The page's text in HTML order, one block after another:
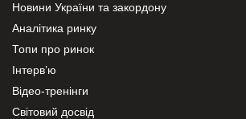
Новини України та закордону
Аналітика ринку
Топи про ринок
Інтерв’ю
Відео-тренінги
Світовий досвід